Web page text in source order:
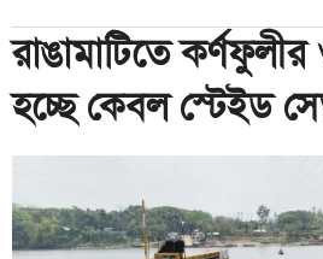
রাঙামাটিতে
হচ্ছে কেবল স্টেইড